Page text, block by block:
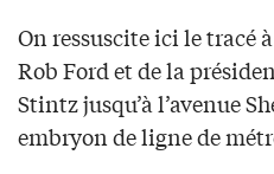
On ressuscite ici le tracé
Rob Ford et de la
Stintz jusqu’à l’avenue
embryon de ligne de